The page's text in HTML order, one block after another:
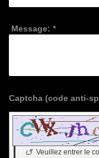
Message: *
Veuillez entrer le
↺